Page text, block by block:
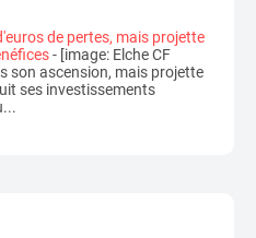
de pertes, mais projette
- [image: Elche CF
son ascension, mais projette
ses investissements